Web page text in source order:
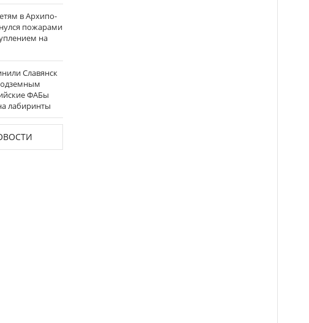
в Архипо-
пожарами
на
Славянск
ФАБы
лабиринты